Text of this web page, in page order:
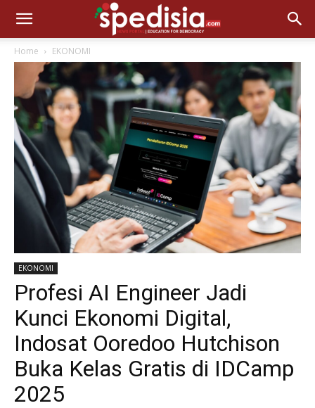
Home EKONOMI
EKONOMI
Profesi AI Engineer Jadi
Kunci Ekonomi Digital,
Indosat Ooredoo Hutchison
Buka Kelas Gratis di IDCamp
2025